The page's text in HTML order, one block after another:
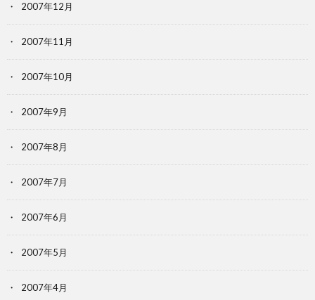
2007年12月
2007年11月
2007年10月
2007年9月
2007年8月
2007年7月
2007年6月
2007年5月
2007年4月